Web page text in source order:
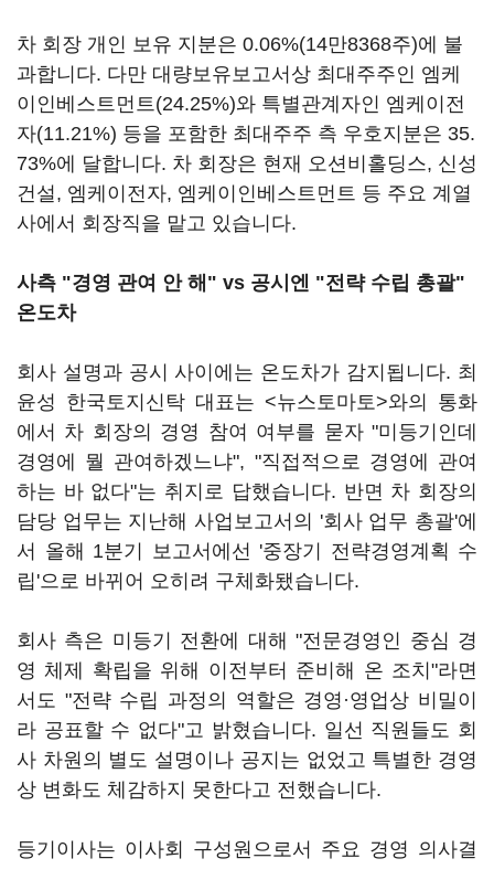
차 회장 개인 보유 지분은 0.06%(14만8368주)에 불
과합니다. 다만 대량보유보고서상 최대주주인 엠케
이인베스트먼트(24.25%)와 특별관계자인 엠케이전
자(11.21%) 등을 포함한 최대주주 측 우호지분은 35.
73%에 달합니다. 차 회장은 현재 오션비홀딩스, 신성
건설, 엠케이전자, 엠케이인베스트먼트 등 주요 계열
사에서 회장직을 맡고 있습니다.
사측 "경영 관여 안 해" vs 공시엔 "전략 수립 총괄"
온도차
회사 설명과 공시 사이에는 온도차가 감지됩니다. 최
윤성 한국토지신탁 대표는 <뉴스토마토>와의 통화
에서 차 회장의 경영 참여 여부를 묻자 "미등기인데
경영에 뭘 관여하겠느냐", "직접적으로 경영에 관여
하는 바 없다"는 취지로 답했습니다. 반면 차 회장의
담당 업무는 지난해 사업보고서의 '회사 업무 총괄'에
서 올해 1분기 보고서에선 '중장기 전략경영계획 수
립'으로 바뀌어 오히려 구체화됐습니다.
회사 측은 미등기 전환에 대해 "전문경영인 중심 경
영 체제 확립을 위해 이전부터 준비해 온 조치"라면
서도 "전략 수립 과정의 역할은 경영·영업상 비밀이
라 공표할 수 없다"고 밝혔습니다. 일선 직원들도 회
사 차원의 별도 설명이나 공지는 없었고 특별한 경영
상 변화도 체감하지 못한다고 전했습니다.
등기이사는 이사회 구성원으로서 주요 경영 의사결